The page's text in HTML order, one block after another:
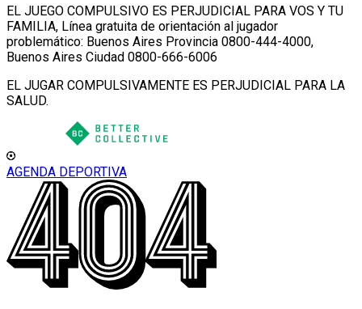
EL JUEGO COMPULSIVO ES PERJUDICIAL PARA VOS Y TU
FAMILIA, Línea gratuita de orientación al jugador
problemático: Buenos Aires Provincia 0800-444-4000,
Buenos Aires Ciudad 0800-666-6006
EL JUGAR COMPULSIVAMENTE ES PERJUDICIAL PARA LA
SALUD.
AGENDA DEPORTIVA